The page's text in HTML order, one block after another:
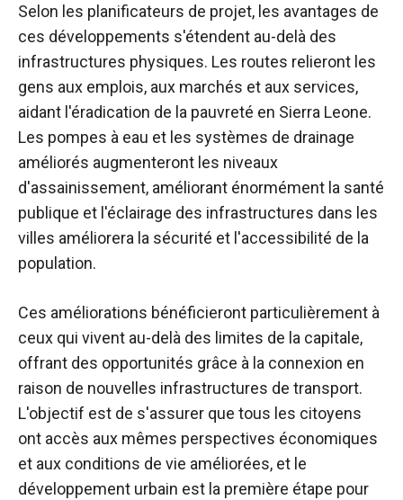
Selon les planificateurs de projet, les avantages de
ces développements s'étendent au-delà des
infrastructures physiques. Les routes relieront les
gens aux emplois, aux marchés et aux services,
aidant l'éradication de la pauvreté en Sierra Leone.
Les pompes à eau et les systèmes de drainage
améliorés augmenteront les niveaux
d'assainissement, améliorant énormément la santé
publique et l'éclairage des infrastructures dans les
villes améliorera la sécurité et l'accessibilité de la
population.
Ces améliorations bénéficieront particulièrement à
ceux qui vivent au-delà des limites de la capitale,
offrant des opportunités grâce à la connexion en
raison de nouvelles infrastructures de transport.
L'objectif est de s'assurer que tous les citoyens
ont accès aux mêmes perspectives économiques
et aux conditions de vie améliorées, et le
développement urbain est la première étape pour